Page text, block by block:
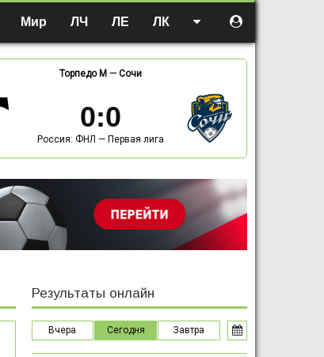
Мир ЛЧ ЛЕ ЛК
Торпедо М — Сочи
0:0
Россия: ФНЛ — Первая лига
Результаты онлайн
Вчера Сегодня Завтра